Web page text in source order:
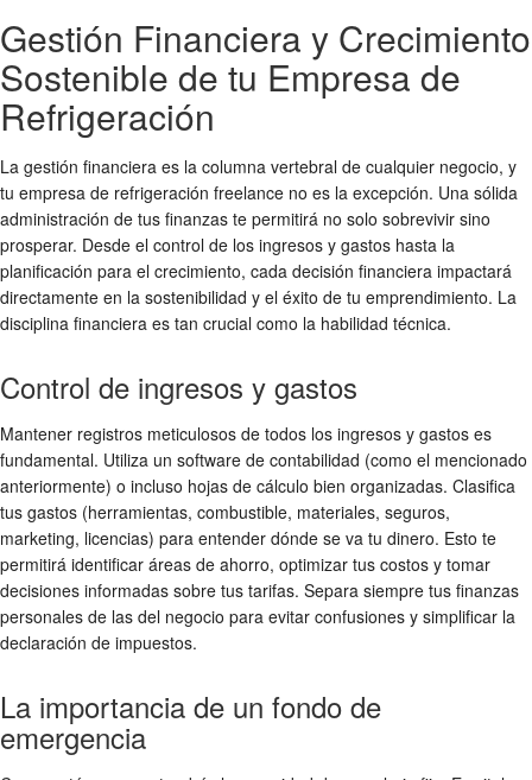
Gestión Financiera y Crecimiento
Sostenible de tu Empresa de
Refrigeración
La gestión financiera es la columna vertebral de cualquier negocio, y
tu empresa de refrigeración freelance no es la excepción. Una sólida
administración de tus finanzas te permitirá no solo sobrevivir sino
prosperar. Desde el control de los ingresos y gastos hasta la
planificación para el crecimiento, cada decisión financiera impactará
directamente en la sostenibilidad y el éxito de tu emprendimiento. La
disciplina financiera es tan crucial como la habilidad técnica.
Control de ingresos y gastos
Mantener registros meticulosos de todos los ingresos y gastos es
fundamental. Utiliza un software de contabilidad (como el mencionado
anteriormente) o incluso hojas de cálculo bien organizadas. Clasifica
tus gastos (herramientas, combustible, materiales, seguros,
marketing, licencias) para entender dónde se va tu dinero. Esto te
permitirá identificar áreas de ahorro, optimizar tus costos y tomar
decisiones informadas sobre tus tarifas. Separa siempre tus finanzas
personales de las del negocio para evitar confusiones y simplificar la
declaración de impuestos.
La importancia de un fondo de
emergencia